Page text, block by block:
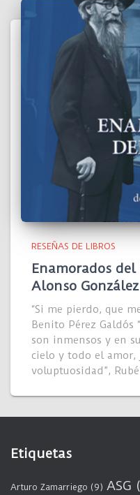
RESEÑAS DE LIBROS
Enamorados
Alonso González
“Si me pierdo, que
Benito Pérez Galdós
son inmensos y en
cielo y todo el
voluptuosidad”,
Etiquetas
Arturo Zamarriego (9) ASG